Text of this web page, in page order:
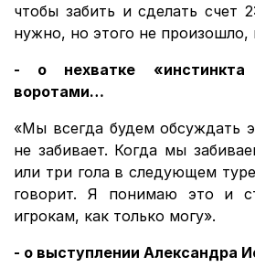
чтобы забить и сделать счет
нужно, но этого не произошло,
- о нехватке
воротами…
«Мы всегда будем обсуждать
не забивает. Когда мы
или три гола в следующем
говорит. Я понимаю это и
игрокам, как только могу».
- о выступлении Александра